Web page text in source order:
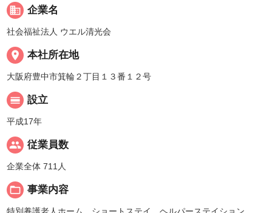
business 企業名
社会福祉法人 ウエル清光会
place 本社所在地
大阪府豊中市箕輪２丁目１３番１２号
calendar_view_day 設立
平成17年
people 従業員数
企業全体 711人
folder_open 事業内容